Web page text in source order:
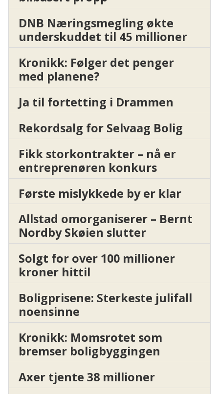
DNB Næringsmegling økte
underskuddet til 45 millioner
Kronikk: Følger det penger
med planene?
Ja til fortetting i Drammen
Rekordsalg for Selvaag Bolig
Fikk storkontrakter – nå er
entreprenøren konkurs
Første mislykkede by er klar
Allstad omorganiserer – Bernt
Nordby Skøien slutter
Solgt for over 100 millioner
kroner hittil
Boligprisene: Sterkeste julifall
noensinne
Kronikk: Momsrotet som
bremser boligbyggingen
Axer tjente 38 millioner